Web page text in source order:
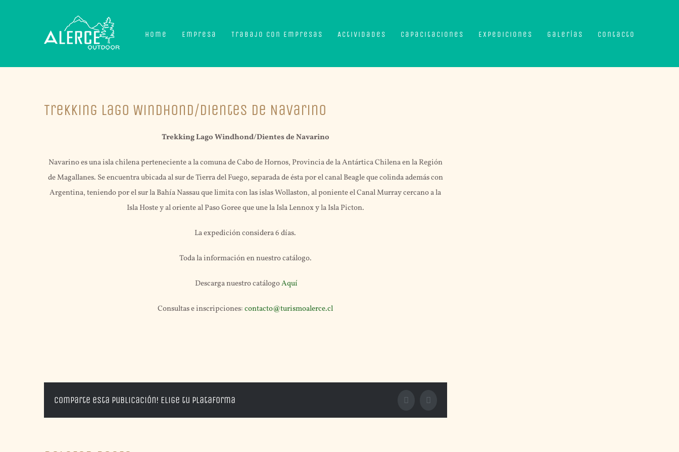
Home Empresa Trabajo con Empresas Actividades Capacitaciones Expediciones Galerías Contacto
Trekking Lago Windhond/Dientes de Navarino
Trekking Lago Windhond/Dientes de Navarino
Navarino es una isla chilena perteneciente a la comuna de Cabo de Hornos, Provincia de la Antártica Chilena en la Región
de Magallanes. Se encuentra ubicada al sur de Tierra del Fuego, separada de ésta por el canal Beagle que colinda además con
Argentina, teniendo por el sur la Bahía Nassau que limita con las islas Wollaston, al poniente el Canal Murray cercano a la
Isla Hoste y al oriente al Paso Goree que une la Isla Lennox y la Isla Picton.
La expedición considera 6 días.
Toda la información en nuestro catálogo.
Descarga nuestro catálogoAquí
Consultas e inscripciones:contacto@turismoalerce.cl
Comparte esta publicación! Elige tu plataforma Facebook
X